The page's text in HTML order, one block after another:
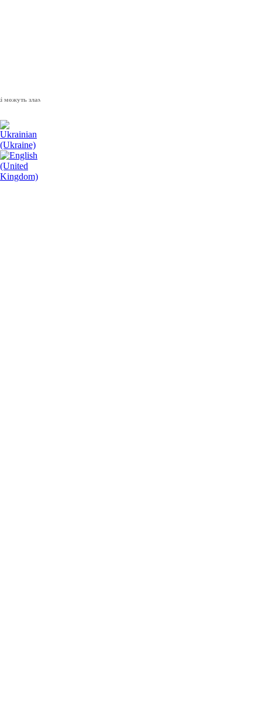
зламати волю народу, - Президент України Володимир Зеленський